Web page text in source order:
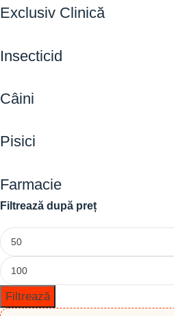
Exclusiv Clinică
Insecticid
Câini
Pisici
Farmacie
Filtrează după preț
Filtrează